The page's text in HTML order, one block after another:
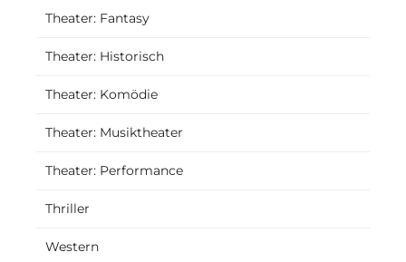
Theater: Fantasy
Theater: Historisch
Theater: Komödie
Theater: Musiktheater
Theater: Performance
Thriller
Western